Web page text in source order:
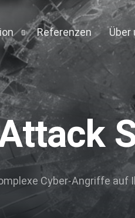
Response
Appliance
Referenzen Über
Cyber-Angriffe auf